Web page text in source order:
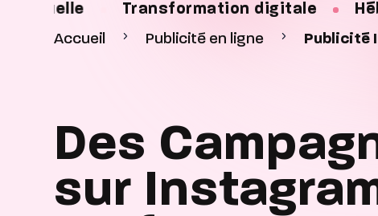
Transformation digitale Hébergement
Accueil Publicité en ligne Publicité
Des
sur